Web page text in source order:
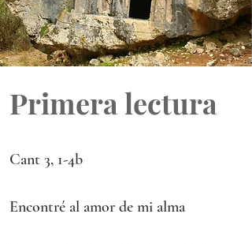
Primera lectura
Cant 3, 1-4b
Encontré al amor de mi alma